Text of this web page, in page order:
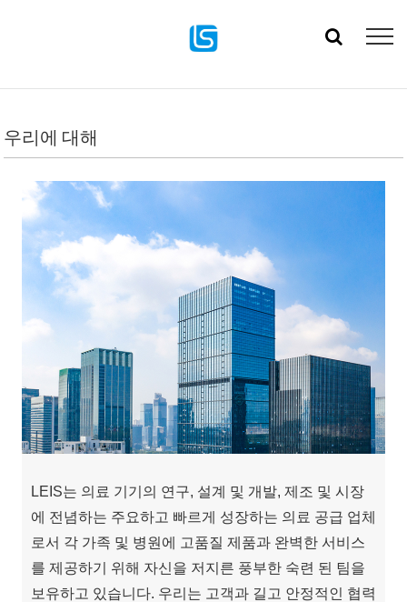
우리에 대해
LEIS는 의료 기기의 연구, 설계 및 개발, 제조 및 시장
에 전념하는 주요하고 빠르게 성장하는 의료 공급 업체
로서 각 가족 및 병원에 고품질 제품과 완벽한 서비스
를 제공하기 위해 자신을 저지른 풍부한 숙련 된 팀을
보유하고 있습니다. 우리는 고객과 길고 안정적인 협력